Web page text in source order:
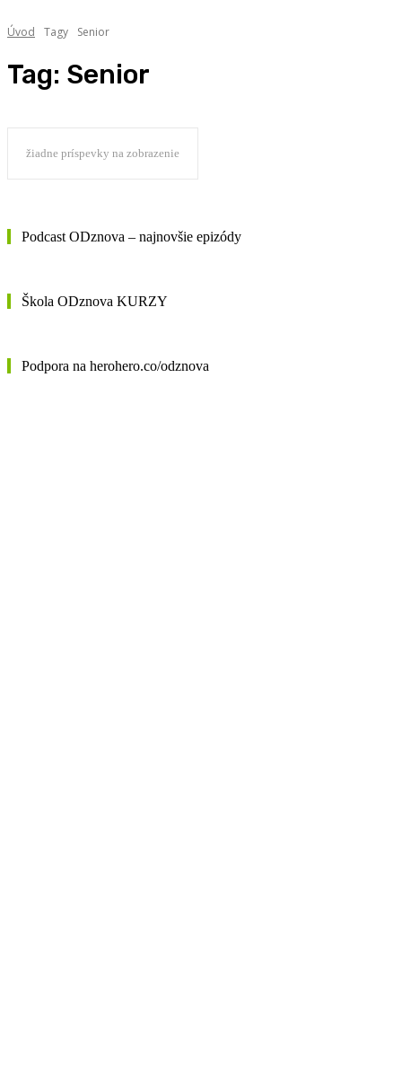
Úvod Tagy Senior
Tag: Senior
žiadne príspevky na zobrazenie
Podcast ODznova – najnovšie epizódy
Škola ODznova KURZY
Podpora na herohero.co/odznova